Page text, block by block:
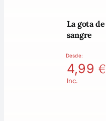
La gota de
sangre
Desde:
4,99 €
Inc.